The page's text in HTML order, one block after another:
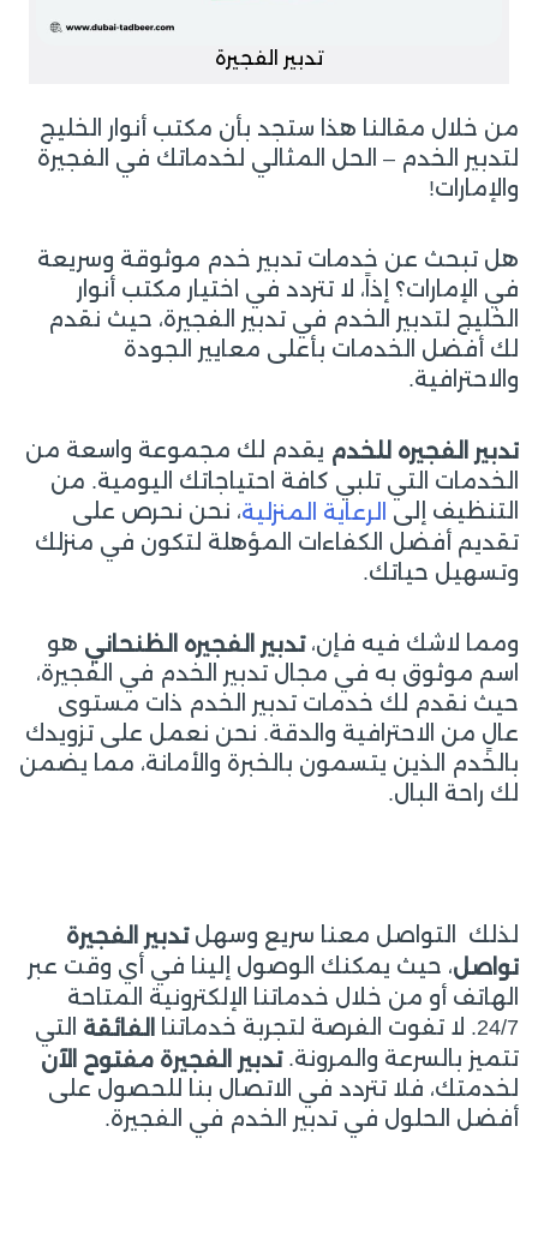
تدبير الفجيرة
من خلال مقالنا هذا ستجد بأن مكتب أنوار الخليج
لتدبير الخدم – الحل المثالي لخدماتك في الفجيرة
والإمارات!
هل تبحث عن خدمات تدبير خدم موثوقة وسريعة
في الإمارات؟ إذاً، لا تتردد في اختيار مكتب أنوار
الخليج لتدبير الخدم في تدبير الفجيرة، حيث نقدم
لك أفضل الخدمات بأعلى معايير الجودة
والاحترافية.
تدبير الفجيره للخدم يقدم لك مجموعة واسعة من
الخدمات التي تلبي كافة احتياجاتك اليومية. من
التنظيف إلى
الرعاية المنزلية، نحن نحرص على
تقديم أفضل الكفاءات المؤهلة لتكون في منزلك
وتسهيل حياتك.
ومما لاشك فيه فإن،تدبير الفجيره الظنحاني هو
اسم موثوق به في مجال تدبير الخدم في الفجيرة،
حيث نقدم لك خدمات تدبير الخدم ذات مستوى
عالٍ من الاحترافية والدقة. نحن نعمل على تزويدك
بالخدم الذين يتسمون بالخبرة والأمانة، مما يضمن
لك راحة البال.
لذلك التواصل معنا سريع وسهلتدبير الفجيرة
تواصل، حيث يمكنك الوصول إلينا في أي وقت عبر
الهاتف أو من خلال خدماتنا الإلكترونية المتاحة
24/7. لا تفوت الفرصة لتجربة خدماتنا
الفائقة التي
تتميز بالسرعة والمرونة.تدبير الفجيرة مفتوح الآن
لخدمتك، فلا تتردد في الاتصال بنا للحصول على
أفضل الحلول في تدبير الخدم في الفجيرة.